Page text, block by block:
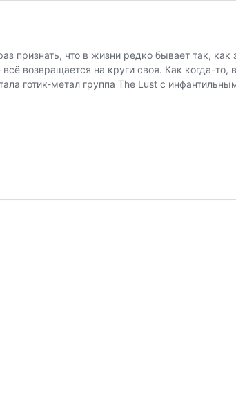
признать, что в жизни редко бывает так,
возвращается на круги своя. Как когда-
готик-метал группа The Lust с